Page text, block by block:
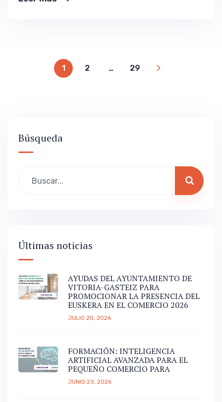
1 2 … 29
Búsqueda
Últimas noticias
AYUDAS DEL AYUNTAMIENTO DE
VITORIA-GASTEIZ PARA
PROMOCIONAR LA PRESENCIA DEL
EUSKERA EN EL COMERCIO 2026
JULIO 20, 2026
FORMACIÓN: INTELIGENCIA
ARTIFICIAL AVANZADA PARA EL
PEQUEÑO COMERCIO PARA
JUNIO 23, 2026